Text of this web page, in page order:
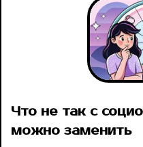
Что не так с
можно заменить